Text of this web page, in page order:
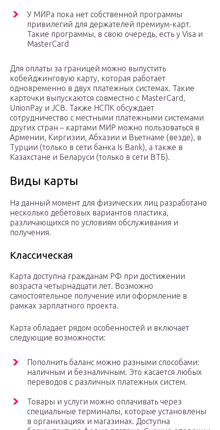
У МИРа пока нет собственной программы
привилегий для держателей премиум-карт.
Такие программы, в свою очередь, есть у Visa и
MasterCard
Для оплаты за границей можно выпустить
кобейджинговую карту, которая работает
одновременно в двух платежных системах. Такие
карточки выпускаются совместно с MasterCard,
UnionPay и JCB. Также НСПК обсуждает
сотрудничество с местными платежными системами
других стран – картами МИР можно пользоваться в
Армении, Киргизии, Абхазии и Вьетнаме (везде), в
Турции (только в сети банка Is Bank), а также в
Казахстане и Беларуси (только в сети ВТБ).
Виды карты
На данный момент для физических лиц разработано
несколько дебетовых вариантов пластика,
различающихся по условиям обслуживания и
получения.
Классическая
Карта доступна гражданам РФ при достижении
возраста четырнадцати лет. Возможно
самостоятельное получение или оформление в
рамках зарплатного проекта.
Карта обладает рядом особенностей и включает
следующие возможности:
Пополнить баланс можно разными способами:
наличным и безналичным. Это касается любых
переводов с различных платежных систем.
Товары и услуги можно оплачивать через
специальные терминалы, которые установлены
в организациях и магазинах. Доступна